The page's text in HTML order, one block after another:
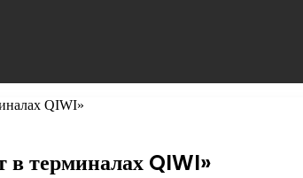
QIWI»
в терминалах QIWI»